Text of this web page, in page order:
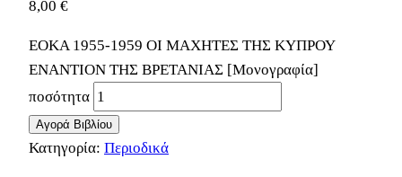
8,00 €
ΕΟΚΑ 1955-1959 ΟΙ ΜΑΧΗΤΕΣ ΤΗΣ ΚΥΠΡΟΥ
ΕΝΑΝΤΙΟΝ ΤΗΣ ΒΡΕΤΑΝΙΑΣ [Μονογραφία]
ποσότητα
Αγορά Βιβλίου
Κατηγορία: Περιοδικά